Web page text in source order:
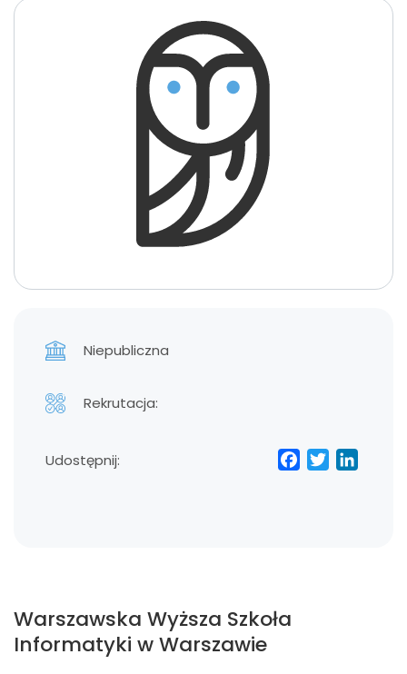
Niepubliczna
Rekrutacja:
Udostępnij:
Warszawska Wyższa Szkoła
Informatyki w Warszawie